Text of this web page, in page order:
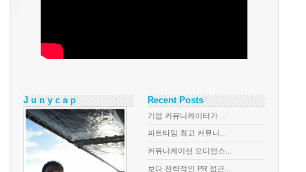
J u n y c a p Recent Posts
기업 커뮤니케이터가 ...
파트타임 최고 커뮤니...
커뮤니케이션 오디언스...
보다 전략적인 PR 접근...